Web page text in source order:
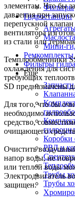
Фильтры
Гидростанции
Мини-
Фильтры
Еще
Коробки
РВД и
Трубы
Трубы
элементам. Что бы
давления при
перепускной
вентилятора
из стали или
Темплообменники
охлаждения для
требующих
SD предназначены
Для того, что бы
необходимо
средство,
очищающего
Очистить
напор воды, не
или теплой воды
Электродвигатель
защищен.